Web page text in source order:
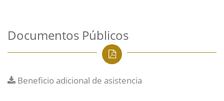
Documentos Públicos
Beneficio adicional de asistencia